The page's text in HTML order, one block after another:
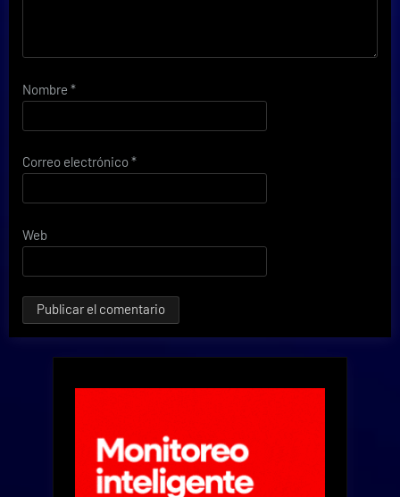
Nombre *
Correo electrónico*
Web